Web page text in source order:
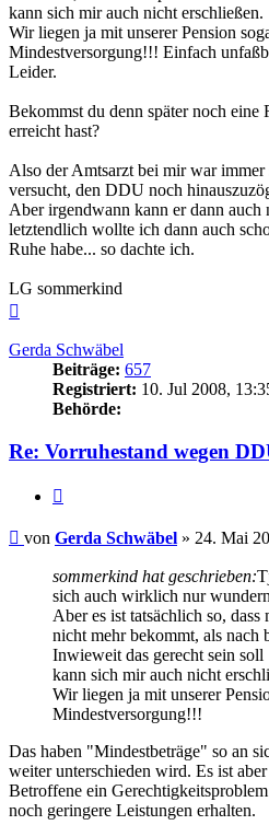
kann sich mir auch nicht erschließen.
Wir liegen ja mit unserer Pension
Mindestversorgung!!! Einfach
Leider.
Bekommst du denn später noch eine
erreicht hast?
Also der Amtsarzt bei mir war immer
versucht, den DDU noch
Aber irgendwann kann er dann auch
letztendlich wollte ich dann auch
Ruhe habe... so dachte ich.
LG sommerkind
Gerda Schwäbel
Beiträge: 657
Registriert: 10. Jul 2008,
Behörde:
Re: Vorruhestand wegen
Beitrag
von Gerda Schwäbel » 24. Mai
sommerkind hat geschrieben:
sich auch wirklich nur
Aber es ist tatsächlich so, dass
nicht mehr bekommt, als nach
Inwieweit das gerecht sein soll
kann sich mir auch nicht
Wir liegen ja mit unserer
Mindestversorgung!!!
Das haben "Mindestbeträge" so an
weiter unterschieden wird. Es ist
Betroffene ein
noch geringere Leistungen erhalten.